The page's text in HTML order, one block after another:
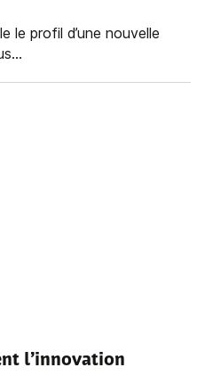
le profil d’une nouvelle
l’innovation